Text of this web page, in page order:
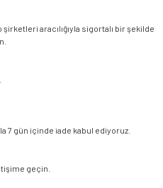
aracılığıyla sigortalı bir şekilde
7 gün içinde iade kabul ediyoruz.
geçin.